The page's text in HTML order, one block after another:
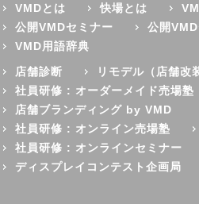
VMDとは
快場とは
公開VMDセミナー
公開
VMD用語辞典
店舗診断
リモデル（店舗改
社員研修 : オーダーメイド売場塾
店舗ブランディング by VMD
社員研修 : オンライン売場塾
社員研修 : オンラインセミナー
ディスプレイコンテスト企画局